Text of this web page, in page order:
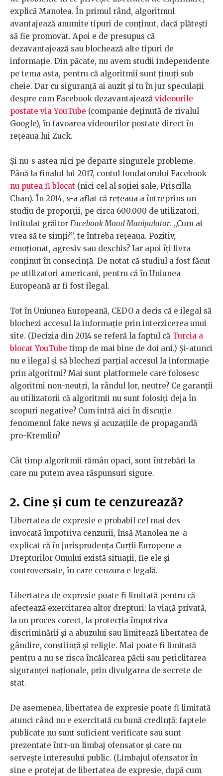
explică Manolea. În primul rând, algoritmul
avantajează anumite tipuri de conținut, dacă plătești
să fie promovat. Apoi e de presupus că
dezavantajează sau blochează alte tipuri de
informație. Din păcate, nu avem studii independente
pe tema asta, pentru că algoritmii sunt ținuți sub
cheie. Dar cu siguranță ai auzit și tu în jur speculații
despre cum Facebook dezavantajează videourile
postate via YouTube (companie deținută de rivalul
Google), în favoarea videourilor postate direct în
rețeaua lui Zuck.
Și nu-s astea nici pe departe singurele probleme.
Până la finalul lui 2017, contul fondatorului Facebook
nu putea fi blocat (nici cel al soției sale, Priscilla
Chan). În 2014, s-a aflat că rețeaua a întreprins un
studiu de proporții, pe circa 600.000 de utilizatori,
intitulat grăitor Facebook Mood Manipulator. „Cum ai
vrea să te simți?”, te întreba rețeaua. Pozitiv,
emoționat, agresiv sau deschis? Iar apoi îți livra
conținut în consecință. De notat că studiul a fost făcut
pe utilizatori americani, pentru că în Uniunea
Europeană ar fi fost ilegal.
Tot în Uniunea Europeană, CEDO a decis că e ilegal să
blochezi accesul la informație prin interzicerea unui
site. (Decizia din 2014 se referă la faptul că Turcia a
blocat YouTube timp de mai bine de doi ani.) Și-atunci
nu e ilegal și să blochezi parțial accesul la informație
prin algoritmi? Mai sunt platformele care folosesc
algoritmi non-neutri, la rândul lor, neutre? Ce garanții
au utilizatorii că algoritmii nu sunt folosiți deja în
scopuri negative? Cum intră aici în discuție
fenomenul fake news și acuzațiile de propagandă
pro-Kremlin?
Cât timp algoritmii rămân opaci, sunt întrebări la
care nu putem avea răspunsuri sigure.
2. Cine și cum te cenzurează?
Libertatea de expresie e probabil cel mai des
invocată împotriva cenzurii, însă Manolea ne-a
explicat că în jurisprudența Curții Europene a
Drepturilor Omului există situații, fie ele și
controversate, în care cenzura e legală.
Libertatea de expresie poate fi limitată pentru că
afectează exercitarea altor drepturi: la viață privată,
la un proces corect, la protecția împotriva
discriminării și a abuzului sau limitează libertatea de
gândire, conștiință și religie. Mai poate fi limitată
pentru a nu se risca încălcarea păcii sau periclitarea
siguranței naționale, prin divulgarea de secrete de
stat.
De asemenea, libertatea de expresie poate fi limitată
atunci când nu e exercitată cu bună credință: faptele
publicate nu sunt suficient verificate sau sunt
prezentate într-un limbaj ofensator și care nu
servește interesului public. (Limbajul ofensator în
sine e protejat de libertatea de expresie, după cum